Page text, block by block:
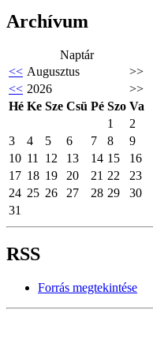
Archívum
Naptár
<< Augusztus
>>
<< 2026
>>
Hé Ke Sze Csü Pé Szo Va
1
2
3
4 5 6 7 8
9
10 11 12 13 14 15
16
17 18 19 20 21 22
23
24 25 26 27 28 29
30
31
RSS
Forrás megtekintése